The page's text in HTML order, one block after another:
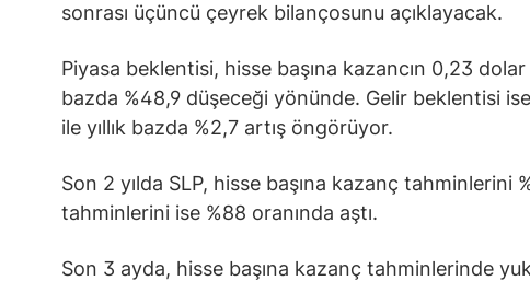
sonrası üçüncü çeyrek bilançosunu açıklayacak.
Piyasa beklentisi, hisse başına kazancın 0,23 dolar
bazda %48,9 düşeceği yönünde. Gelir beklentisi
ile yıllık bazda %2,7 artış öngörüyor.
Son 2 yılda SLP, hisse başına kazanç tahminlerini
tahminlerini ise %88 oranında aştı.
Son 3 ayda, hisse başına kazanç tahminlerinde